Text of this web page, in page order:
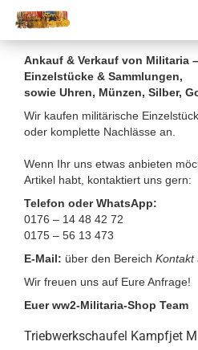
Ankauf & Verkauf von Militaria
Einzelstücke & Sammlungen,
sowie Uhren, Münzen, Silber,
Wir kaufen militärische
oder komplette Nachlässe an.
Wenn Ihr uns etwas anbieten
Artikel habt, kontaktiert uns gern:
Telefon oder WhatsApp:
0176 – 14 48 42 72
0175 – 56 13 473
E-Mail: über den Bereich Kontakt
Wir freuen uns auf Eure Anfrage!
Euer ww2-Militaria-Shop Team
Triebwerkschaufel Kampfjet